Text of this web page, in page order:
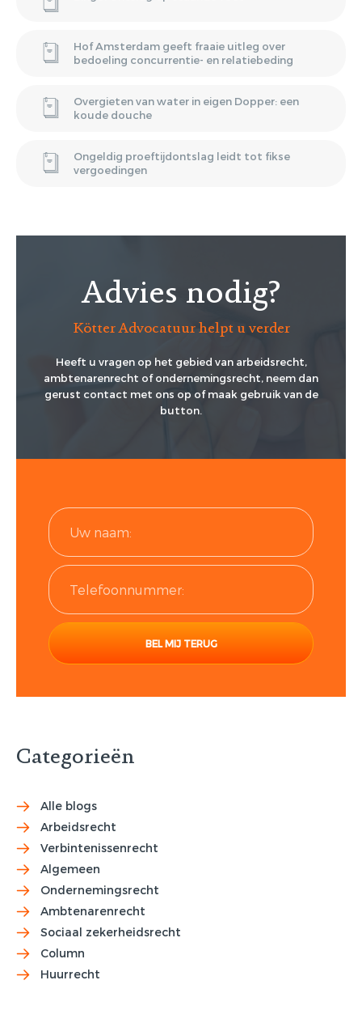
Hof Amsterdam geeft fraaie uitleg over
bedoeling concurrentie- en relatiebeding
Overgieten van water in eigen Dopper: een
koude douche
Ongeldig proeftijdontslag leidt tot fikse
vergoedingen
Advies nodig?
Kötter Advocatuur helpt u verder
Heeft u vragen op het gebied van arbeidsrecht,
ambtenarenrecht of ondernemingsrecht, neem dan
gerust contact met ons op of maak gebruik van de
button.
Categorieën
Alle blogs
Arbeidsrecht
Verbintenissenrecht
Algemeen
Ondernemingsrecht
Ambtenarenrecht
Sociaal zekerheidsrecht
Column
Huurrecht